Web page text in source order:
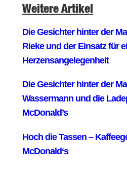
Weitere Artikel